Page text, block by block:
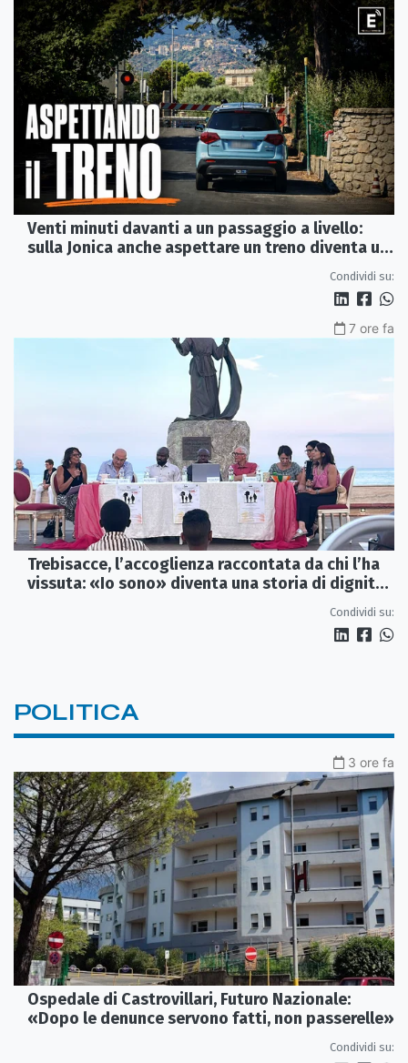
Venti minuti davanti a un passaggio a livello:
sulla Jonica anche aspettare un treno diventa un
Condividi su:
7 ore fa
Trebisacce, l’accoglienza raccontata da chi l’ha
vissuta: «Io sono» diventa una storia di dignità
Condividi su:
POLITICA
3 ore fa
Ospedale di Castrovillari, Futuro Nazionale:
«Dopo le denunce servono fatti, non passerelle»
Condividi su: